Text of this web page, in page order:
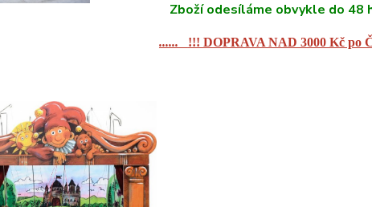
Zbožíodesíláme obvykle do 48
...... !!! DOPRAVA NAD 3000 Kč